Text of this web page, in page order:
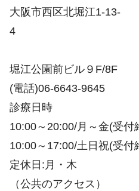
大阪市西区北堀江1-13-
サン
堀江公園前ビル９F/8F
(電話)06-6643-9645
診療日時
10:00～20:00/月～金(受付
10:00～17:00/土日祝(受付
定休日:月・木
（公共のアクセス）